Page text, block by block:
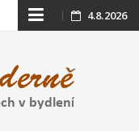
Skip
content
4.8.2026